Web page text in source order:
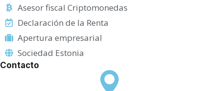
Asesor fiscal Criptomonedas
Declaración de la Renta
Apertura empresarial
Sociedad Estonia
Contacto